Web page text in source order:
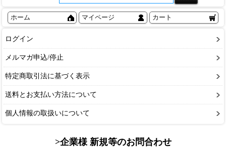
ホーム マイページ カート
ログイン
メルマガ申込/停止
特定商取引法に基づく表示
送料とお支払い方法について
個人情報の取扱いについて
>企業様 新規等のお問合わせ